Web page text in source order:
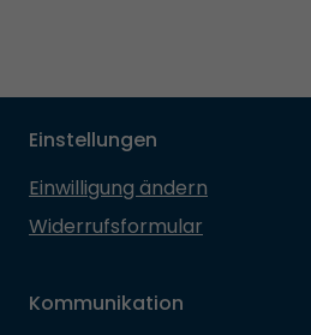
Einstellungen
Einwilligung ändern
Widerrufsformular
Kommunikation